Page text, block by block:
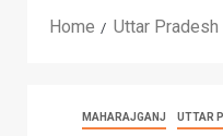
Home Uttar Pradesh
MAHARAJGANJ UTTAR